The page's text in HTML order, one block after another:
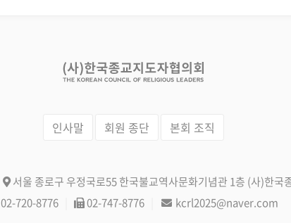
인사말 회원 종단 본회 조직
서울 종로구 우정국로55 한국불교역사문화기념관 1층 (사)한국
02-720-8776
02-747-8776 kcrl2025@naver.com